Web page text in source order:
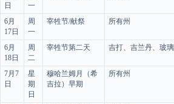
日
一
6月
17日
周
一
宰牲节/献祭 所有州
6月
18日
周
二
宰牲节第二天 吉打、吉兰丹、玻
7月7
日
星
期
日
穆哈兰姆月（希
吉拉）早期
所有州